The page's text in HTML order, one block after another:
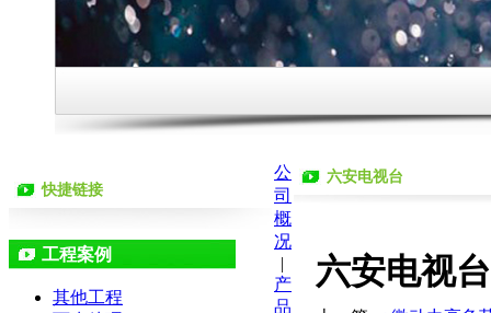
快捷链接
工程案例
其他工程
六安电视台
六安电视台
公
司
概
况
|
产
品